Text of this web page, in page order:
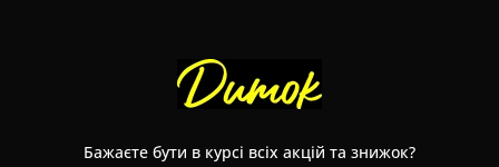
Бажаєте бути в курсі всіх акцій та знижок?